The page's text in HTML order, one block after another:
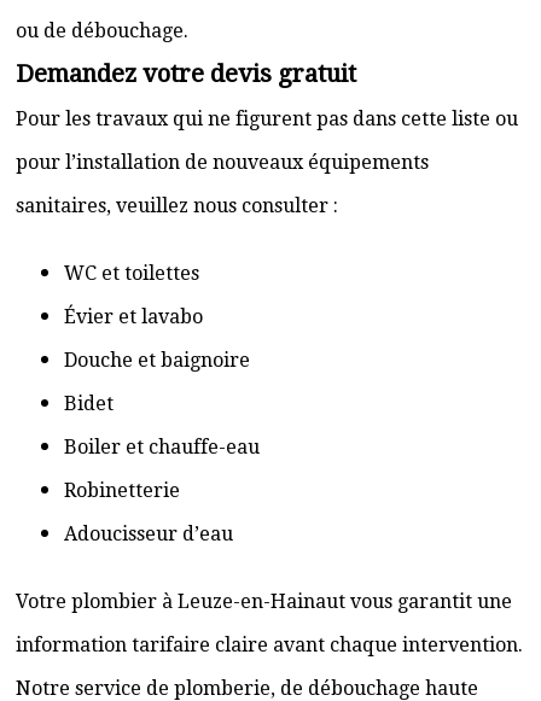
ou de débouchage.
Demandez votre devis gratuit
Pour les travaux qui ne figurent pas dans cette liste ou
pour l’installation de nouveaux équipements
sanitaires, veuillez nous consulter :
WC et toilettes
Évier et lavabo
Douche et baignoire
Bidet
Boiler et chauffe-eau
Robinetterie
Adoucisseur d’eau
Votre plombier à Leuze-en-Hainaut vous garantit une
information tarifaire claire avant chaque intervention.
Notre service de plomberie, de débouchage haute